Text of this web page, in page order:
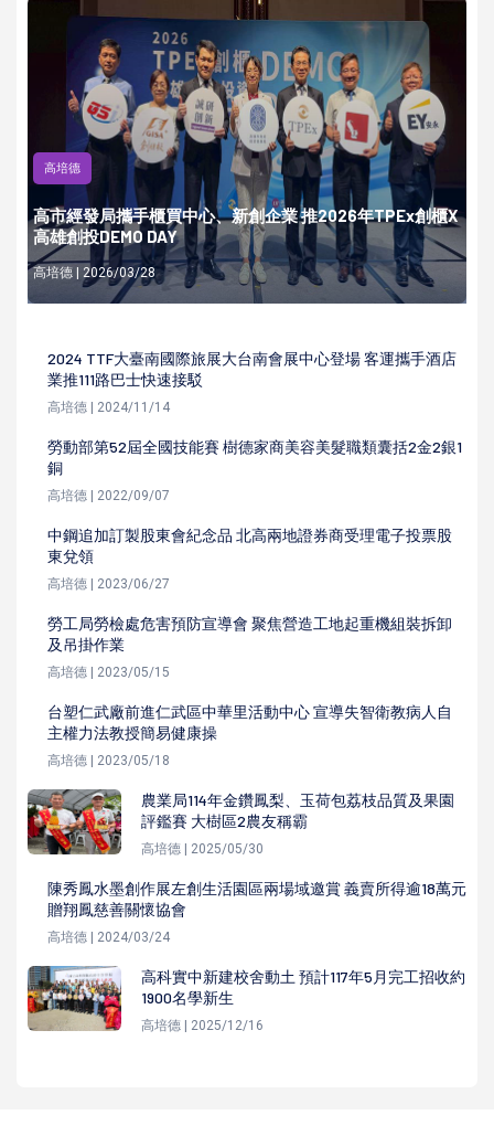
高培德
高市經發局攜手櫃買中心、新創企業 推2026年TPEx創櫃X
高雄創投DEMO DAY
高培德 | 2026/03/28
2024 TTF大臺南國際旅展大台南會展中心登場 客運攜手酒店
業推111路巴士快速接駁
高培德 | 2024/11/14
勞動部第52屆全國技能賽 樹德家商美容美髮職類囊括2金2銀1
銅
高培德 | 2022/09/07
中鋼追加訂製股東會紀念品 北高兩地證券商受理電子投票股
東兌領
高培德 | 2023/06/27
勞工局勞檢處危害預防宣導會 聚焦營造工地起重機組裝拆卸
及吊掛作業
高培德 | 2023/05/15
台塑仁武廠前進仁武區中華里活動中心 宣導失智衛教病人自
主權力法教授簡易健康操
高培德 | 2023/05/18
農業局114年金鑽鳳梨、玉荷包荔枝品質及果園
評鑑賽 大樹區2農友稱霸
高培德 | 2025/05/30
陳秀鳳水墨創作展左創生活園區兩場域邀賞 義賣所得逾18萬元
贈翔鳳慈善關懷協會
高培德 | 2024/03/24
高科實中新建校舍動土 預計117年5月完工招收約
1900名學新生
高培德 | 2025/12/16